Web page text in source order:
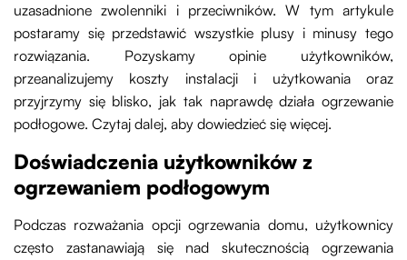
uzasadnione zwolenniki i przeciwników. W tym artykule
postaramy się przedstawić wszystkie plusy i minusy tego
rozwiązania. Pozyskamy opinie użytkowników,
przeanalizujemy koszty instalacji i użytkowania oraz
przyjrzymy się blisko, jak tak naprawdę działa ogrzewanie
podłogowe. Czytaj dalej, aby dowiedzieć się więcej.
Doświadczenia użytkowników z
ogrzewaniem podłogowym
Podczas rozważania opcji ogrzewania domu, użytkownicy
często zastanawiają się nad skutecznością ogrzewania